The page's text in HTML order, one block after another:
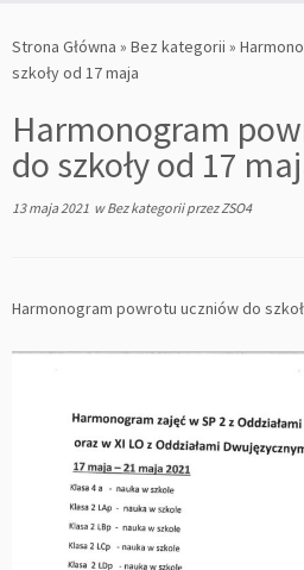
to
content
Strona Główna » Bez kategorii »
szkoły od 17 maja
Harmonogram
do szkoły od 17
13 maja 2021 wBez kategoriiprzezZSO4
Harmonogram powrotu uczniów do